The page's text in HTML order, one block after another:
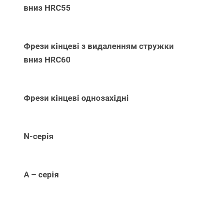
вниз НRC55
Фрези кінцеві з видаленням стружки
вниз НRC60
Фрези кінцеві однозахідні
N-серія
А – серія